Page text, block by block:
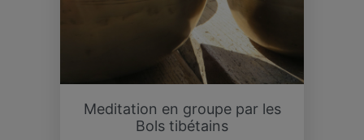
Meditation en groupe par les
Bols tibétains